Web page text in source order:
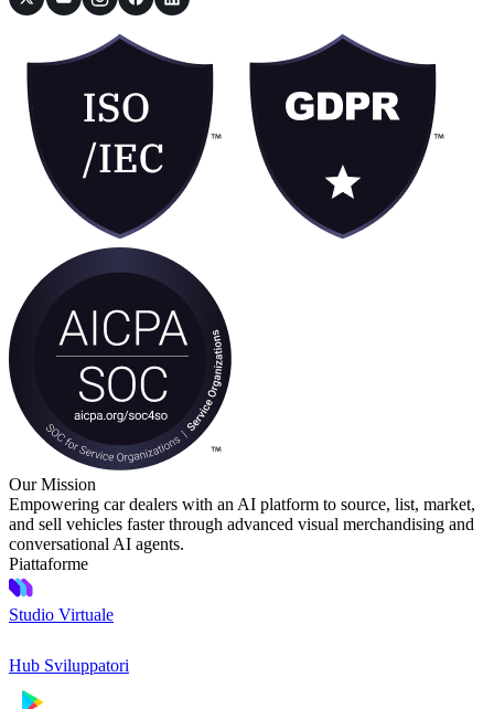
Our Mission
Empowering car dealers with an AI platform to source, list, market,
and sell vehicles faster through advanced visual merchandising and
conversational AI agents.
Piattaforme
Studio Virtuale
Hub Sviluppatori